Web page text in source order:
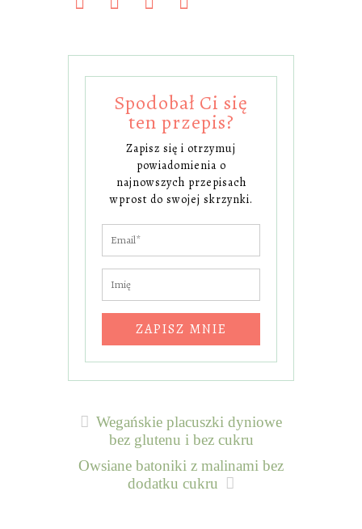
Spodobał Ci się
ten przepis?
Zapisz się i otrzymuj
powiadomienia o
najnowszych przepisach
wprost do swojej skrzynki.
ZAPISZ MNIE
Wegańskie placuszki dyniowe
bez glutenu i bez cukru
Owsiane batoniki z malinami bez
dodatku cukru